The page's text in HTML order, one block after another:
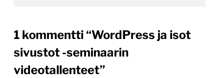
1 kommentti “WordPress ja isot
sivustot -seminaarin
videotallenteet”